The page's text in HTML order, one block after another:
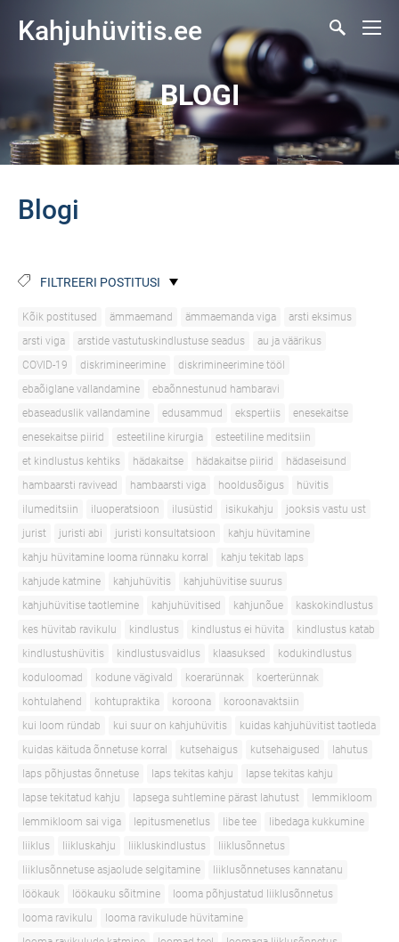
Kahjuhüvitis.ee
BLOGI
Blogi
FILTREERI POSTITUSI
Kõik postitused ämmaemand ämmaemanda viga
arsti eksimus
arsti viga
arstide vastutuskindlustuse seadus
au ja väärikus
COVID-19
diskrimineerimine
diskrimineerimine tööl
ebaõiglane vallandamine
ebaõnnestunud hambaravi
ebaseaduslik vallandamine
edusammud ekspertiis
enesekaitse
enesekaitse piirid
esteetiline kirurgia
esteetiline meditsiin
et kindlustus kehtiks
hädakaitse hädakaitse piirid
hädaseisund
hambaarsti ravivead
hambaarsti viga hooldusõigus
hüvitis
ilumeditsiin
iluoperatsioon ilusüstid isikukahju
jooksis vastu ust
jurist
juristi abi juristi konsultatsioon
kahju hüvitamine
kahju hüvitamine looma rünnaku korral
kahju tekitab laps
kahjude katmine
kahjuhüvitis
kahjuhüvitise suurus
kahjuhüvitise taotlemine
kahjuhüvitised kahjunõue
kaskokindlustus
kes hüvitab ravikulu
kindlustus kindlustus ei hüvita
kindlustus katab
kindlustushüvitis
kindlustusvaidlus klaasuksed
kodukindlustus
koduloomad
kodune vägivald koerarünnak
koerterünnak
kohtulahend
kohtupraktika koroona
koroonavaktsiin
kui loom ründab
kui suur on kahjuhüvitis
kuidas kahjuhüvitist taotleda
kuidas käituda õnnetuse korral
kutsehaigus kutsehaigused
lahutus
laps põhjustas õnnetuse
laps tekitas kahju
lapse tekitas kahju
lapse tekitatud kahju
lapsega suhtlemine pärast lahutust
lemmikloom
lemmikloom sai viga
lepitusmenetlus libe tee
libedaga kukkumine
liiklus
liikluskahju liikluskindlustus
liiklusõnnetus
liiklusõnnetuse asjaolude selgitamine
liiklusõnnetuses kannatanu
löökauk
löökauku sõitmine
looma põhjustatud liiklusõnnetus
looma ravikulu
looma ravikulude hüvitamine